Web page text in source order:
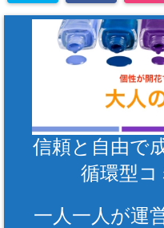
信頼と自由で
循環型
一人一人が運